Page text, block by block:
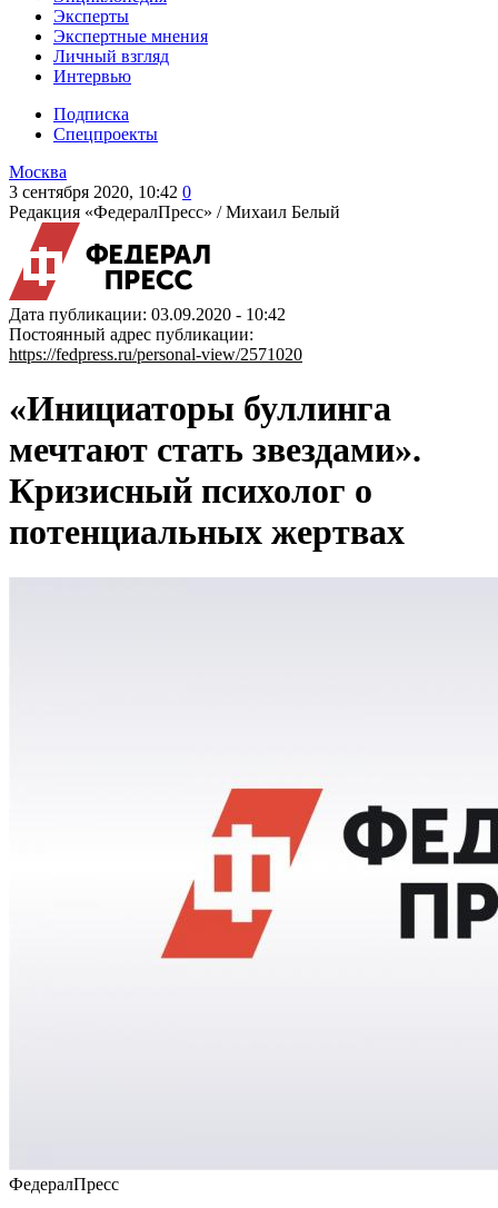
Эксперты
Экспертные мнения
Личный взгляд
Интервью
Подписка
Спецпроекты
Москва
3 сентября 2020, 10:42 0
Редакция «ФедералПресс» /Михаил Белый
Дата публикации: 03.09.2020 - 10:42
Постоянный адрес публикации:
https://fedpress.ru/personal-view/2571020
«Инициаторы буллинга
мечтают стать звездами».
Кризисный психолог о
потенциальных жертвах
ФедералПресс